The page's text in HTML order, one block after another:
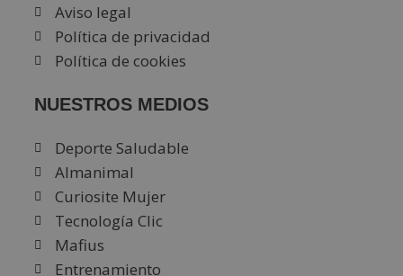
Aviso legal
Política de privacidad
Política de cookies
NUESTROS MEDIOS
Deporte Saludable
Almanimal
Curiosite Mujer
Tecnología Clic
Mafius
Entrenamiento